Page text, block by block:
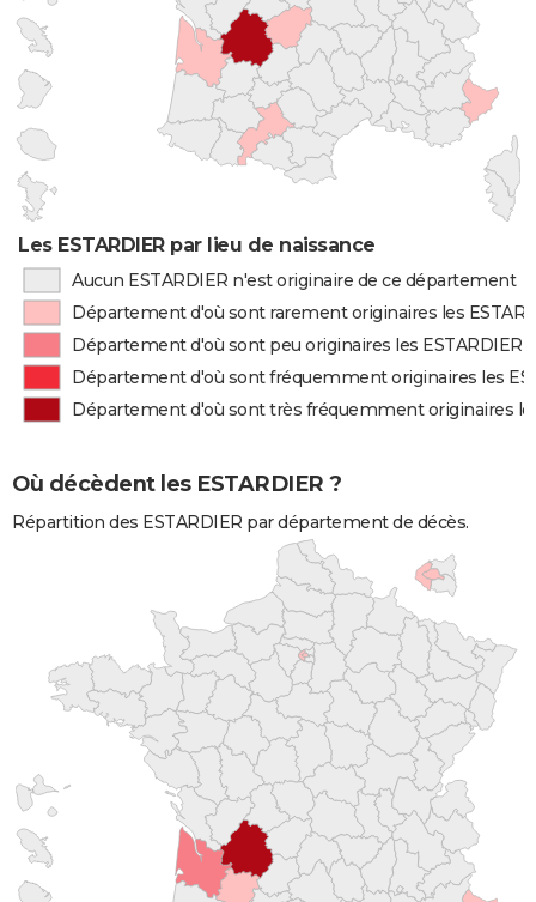
Les ESTARDIER par lieu de naissance
Aucun ESTARDIER n'est originaire de ce département
Département d'où sont rarement originaires les
Département d'où sont peu originaires les ESTARDIER
Département d'où sont fréquemment originaires les
Département d'où sont très fréquemment originaires
Où décèdent les ESTARDIER ?
Répartition des ESTARDIER par département de décès.